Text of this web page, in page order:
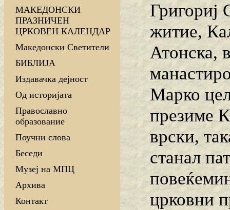
МАКЕДОНСКИ
ПРАЗНИЧЕН
ЦРКОВЕН КАЛЕНДАР
Македонски Светители
БИБЛИЈА
Издавачка дејност
Од историјата
Православно
образование
Поучни слова
Беседи
Музеј на МПЦ
Архива
Контакт
Григориј
житие,
Атонска,
Марко
презиме
врски,
станал
црковни